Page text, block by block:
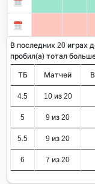
В последних 20 играх
пробил(а) тотал
ТБ Матчей
4.5 10 из 20
5 9 из 20
5.5 9 из 20
6 7 из 20